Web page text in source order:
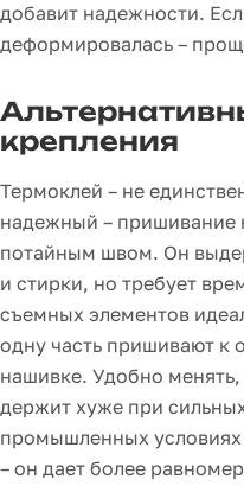
добавит надежности.
деформировалась –
крепления
Термоклей – не
надежный – пришивание
потайным швом. Он
и стирки, но требует
съемных элементов
одну часть пришивают к
нашивке. Удобно менять,
держит хуже при
промышленных
– он дает более